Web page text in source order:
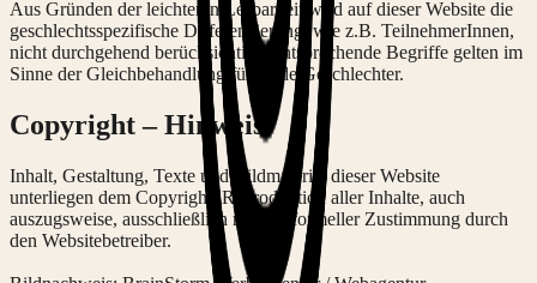
Aus Gründen der leichteren Lesbarkeit wird auf dieser Website die
geschlechtsspezifische Differenzierung, wie z.B. TeilnehmerInnen,
nicht durchgehend berücksichtigt. Entsprechende Begriffe gelten im
Sinne der Gleichbehandlung für beide Geschlechter.
Copyright – Hinweis
Inhalt, Gestaltung, Texte und Bildmaterial dieser Website
unterliegen dem Copyright. Reproduktion aller Inhalte, auch
auszugsweise, ausschließlich nur mit formeller Zustimmung durch
den Websitebetreiber.